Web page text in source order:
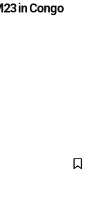
in Congo